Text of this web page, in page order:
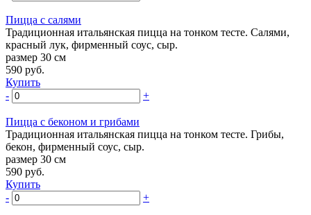
Пицца с салями
Традиционная итальянская пицца на тонком тесте. Салями,
красный лук, фирменный соус, сыр.
размер 30 см
590 руб.
Купить
-
+
Пицца с беконом и грибами
Традиционная итальянская пицца на тонком тесте. Грибы,
бекон, фирменный соус, сыр.
размер 30 см
590 руб.
Купить
-
+